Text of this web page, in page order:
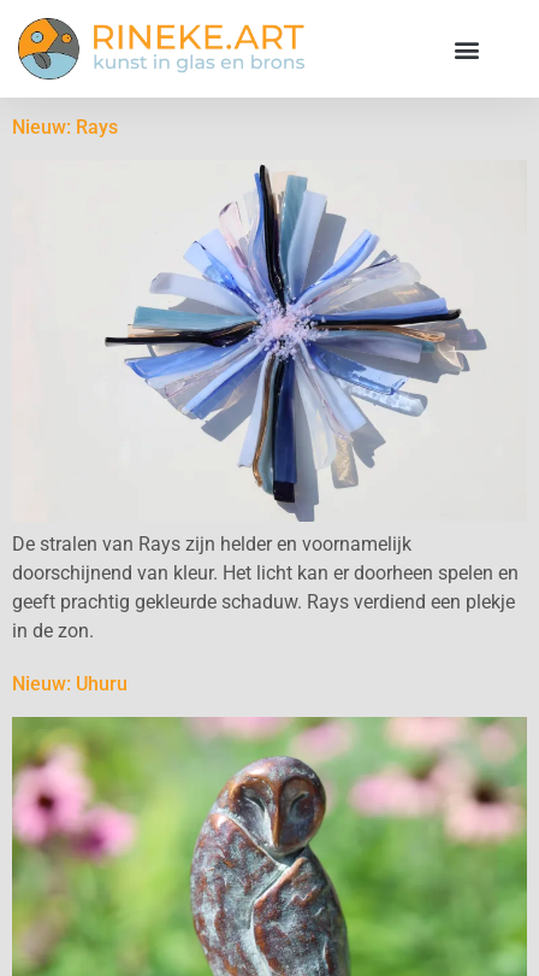
Nieuw: Rays
De stralen van Rays zijn helder en voornamelijk
doorschijnend van kleur. Het licht kan er doorheen spelen en
geeft prachtig gekleurde schaduw. Rays verdiend een plekje
in de zon.
Nieuw: Uhuru